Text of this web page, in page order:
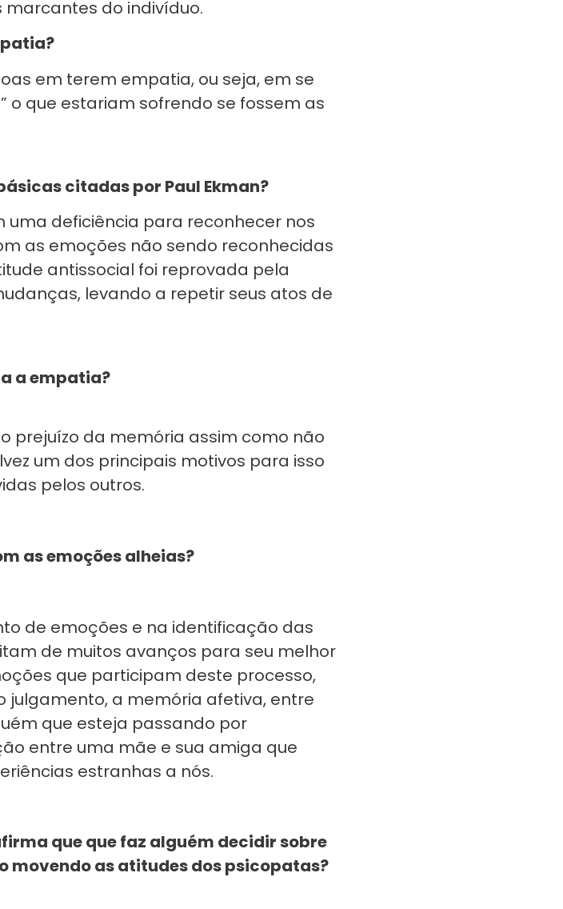
do indivíduo.
em terem empatia, ou seja, em se
o que estariam sofrendo se fossem as
citadas por Paul Ekman?
uma deficiência para reconhecer nos
as emoções não sendo reconhecidas
antissocial foi reprovada pela
levando a repetir seus atos de
a empatia?
prejuízo da memória assim como não
um dos principais motivos para isso
pelos outros.
as emoções alheias?
de emoções e na identificação das
de muitos avanços para seu melhor
que participam deste processo,
julgamento, a memória afetiva, entre
que esteja passando por
entre uma mãe e sua amiga que
estranhas a nós.
que que faz alguém decidir sobre
movendo as atitudes dos psicopatas?